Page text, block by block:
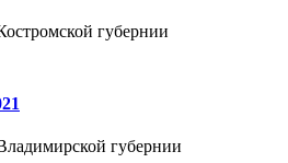
губернии
губернии